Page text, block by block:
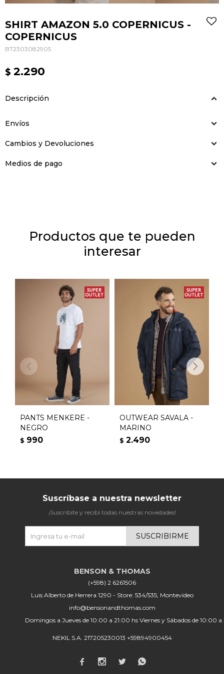
SHIRT AMAZON 5.0 COPERNICUS -
COPERNICUS
BT2303082905
$ 2.290
Descripción
Envíos
Cambios y Devoluciones
Medios de pago
Productos que te pueden
interesar
PANTS MENKERE -
NEGRO
$ 990
OUTWEAR SAVALA -
MARINO
$ 2.490
(+598) 2 6261506
Luis Alberto de Herrera 1290 - Store: 534/535, Montevideo
info@bensonandthomas.com
Domingos a Jueves de 10:00 a 21:00 hs Viernes y Sábados de 10:00
NEKIL S.A. 217205230013 +59894900454
   
Suscríbase a nuestra newsletter
¡Suscribite y recibí todas nuestras novedades!
SUSCRIBIRME